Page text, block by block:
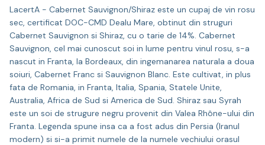
LacertA - Cabernet Sauvignon/Shiraz este un cupaj de vin rosu
sec, certificat DOC-CMD Dealu Mare, obtinut din struguri
Cabernet Sauvignon si Shiraz, cu o tarie de 14%. Cabernet
Sauvignon, cel mai cunoscut soi in lume pentru vinul rosu, s-a
nascut in Franta, la Bordeaux, din ingemanarea naturala a doua
soiuri, Cabernet Franc si Sauvignon Blanc. Este cultivat, in plus
fata de Romania, in Franta, Italia, Spania, Statele Unite,
Australia, Africa de Sud si America de Sud. Shiraz sau Syrah
este un soi de strugure negru provenit din Valea Rhône-ului din
Franta. Legenda spune insa ca a fost adus din Persia (Iranul
modern) si si-a primit numele de la numele vechiului orasul